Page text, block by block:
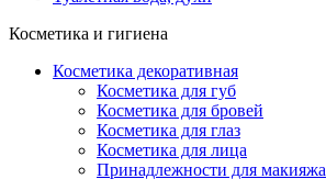
Косметика и гигиена
Косметика декоративная
Косметика для губ
Косметика для бровей
Косметика для глаз
Косметика для лица
Принадлежности для макияжа